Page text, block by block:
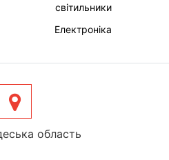
світильники
Електроніка
область